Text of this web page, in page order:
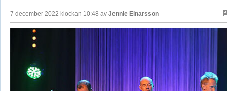
7 december 2022 klockan 10:48 av Jennie Einarsson